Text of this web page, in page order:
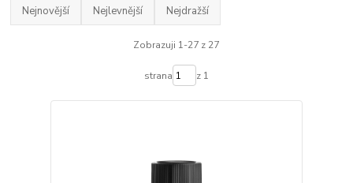
Nejnovější Nejlevnější Nejdražší
Zobrazuji 1-27 z 27
strana z 1